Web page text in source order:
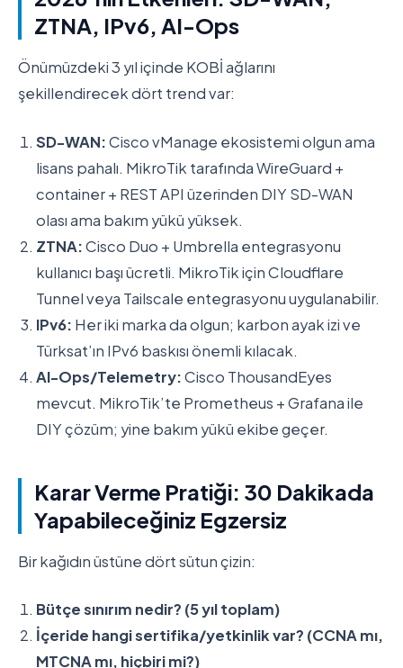
ZTNA, IPv6, AI-Ops
Önümüzdeki 3 yıl içinde KOBİ ağlarını
şekillendirecek dört trend var:
SD-WAN:Cisco vManage ekosistemi olgun ama
lisans pahalı. MikroTik tarafında WireGuard +
container + REST API üzerinden DIY SD-WAN
olası ama bakım yükü yüksek.
ZTNA:Cisco Duo + Umbrella entegrasyonu
kullanıcı başı ücretli. MikroTik için Cloudflare
Tunnel veya Tailscale entegrasyonu uygulanabilir.
IPv6: Her iki marka da olgun; karbon ayak izi ve
Türksat’ın IPv6 baskısı önemli kılacak.
AI-Ops/Telemetry:Cisco ThousandEyes
mevcut. MikroTik’te Prometheus + Grafana ile
DIY çözüm; yine bakım yükü ekibe geçer.
Karar Verme Pratiği: 30 Dakikada
Yapabileceğiniz Egzersiz
Bir kağıdın üstüne dört sütun çizin:
Bütçe sınırım nedir? (5 yıl toplam)
İçeride hangi sertifika/yetkinlik var? (CCNA mı,
MTCNA mı, hiçbiri mi?)